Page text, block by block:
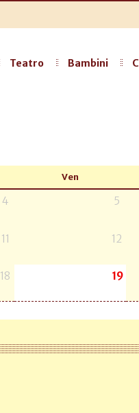
Teatro Bambini
Ven
4 5
11 12
18 19